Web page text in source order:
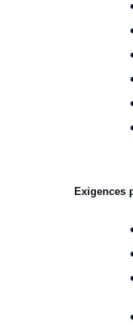
Exigences